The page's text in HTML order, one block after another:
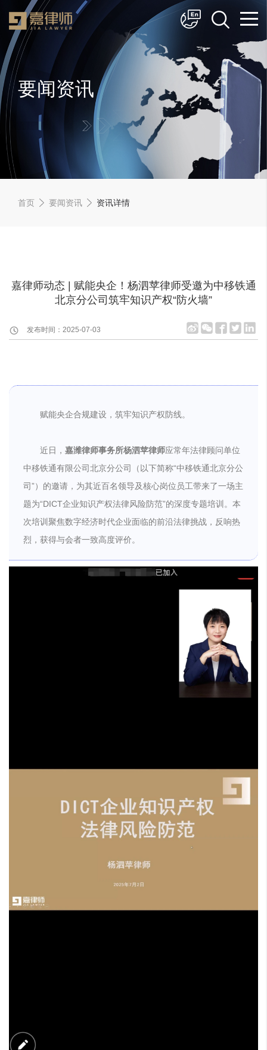
简体中文
English
要闻资讯
首页 要闻资讯 资讯详情
嘉律师动态 | 赋能央企！杨泗苹律师受邀为中移铁通
北京分公司筑牢知识产权“防火墙”
发布时间：2025-07-03
赋能央企合规建设，筑牢知识产权防线。
近日， 嘉潍律师事务所杨泗苹律师应常年法律顾问单位
中移铁通有限公司北京分公司（以下简称“中移铁通北京分公
司”）的邀请，为其近百名领导及核心岗位员工带来了一场主
题为“DICT企业知识产权法律风险防范”的深度专题培训。本
次培训聚焦数字经济时代企业面临的前沿法律挑战，反响热
烈，获得与会者一致高度评价。